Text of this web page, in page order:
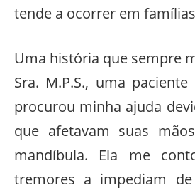
tende a ocorrer em
Uma história que sempre
Sra. M.P.S., uma
procurou minha ajuda
que afetavam suas
mandíbula. Ela me
tremores a impediam